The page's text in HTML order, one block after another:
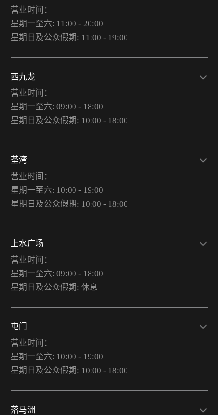
营业时间：
星期一至六: 11:00 - 20:00
星期日及公众假期: 11:00 - 19:00
西九龙
营业时间：
星期一至六: 09:00 - 18:00
星期日及公众假期: 10:00 - 18:00
荃湾
营业时间：
星期一至六: 10:00 - 19:00
星期日及公众假期: 10:00 - 18:00
上水广场
营业时间：
星期一至六: 09:00 - 18:00
星期日及公众假期: 休息
屯门
营业时间：
星期一至六: 10:00 - 19:00
星期日及公众假期: 10:00 - 18:00
落马洲